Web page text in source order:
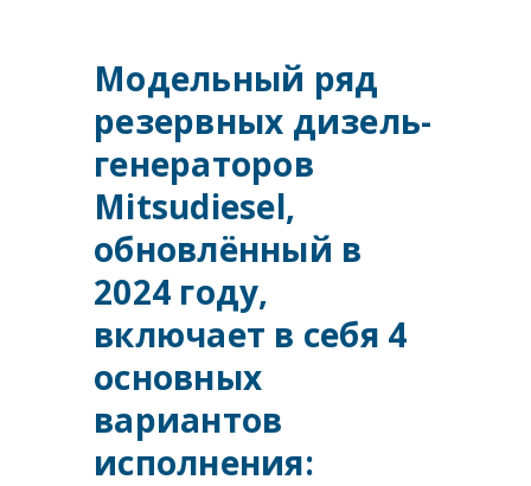
Модельный ряд
резервных дизель-
генераторов
Mitsudiesel,
обновлённый в
2024 году,
включает в себя 4
основных
вариантов
исполнения: